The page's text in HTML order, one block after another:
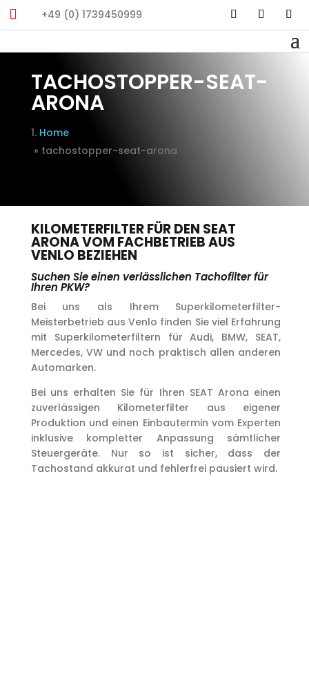
 +49 (0) 1739450999
TACHOSTOPPER-SEAT-
ARONA
Home
» tachostopper-seat-arona
KILOMETERFILTER FÜR DEN SEAT
ARONA VOM FACHBETRIEB AUS
VENLO BEZIEHEN
Suchen Sie einen verlässlichen Tachofilter für
Ihren PKW?
Bei uns als Ihrem Superkilometerfilter-
Meisterbetrieb aus Venlo finden Sie viel Erfahrung
mit Superkilometerfiltern für Audi, BMW, SEAT,
Mercedes, VW und noch praktisch allen anderen
Automarken.
Bei uns erhalten Sie für Ihren SEAT Arona einen
zuverlässigen Kilometerfilter aus eigener
Produktion und einen Einbautermin vom Experten
inklusive kompletter Anpassung sämtlicher
Steuergeräte. Nur so ist sicher, dass der
Tachostand akkurat und fehlerfrei pausiert wird.